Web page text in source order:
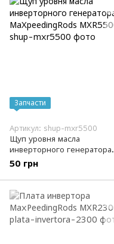
Запчасти
Артикул: shup-mxr5500
Щуп уровня масла
инверторного генератора
MaXpeedingRods MXR5500
50 грн